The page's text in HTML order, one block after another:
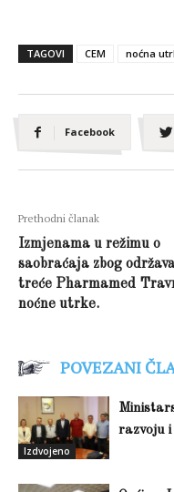
TAGOVI CEM noćna
Facebook
Prethodni članak
Izmjenama u režimu o
saobraćaja zbog
treće Pharmamed
noćne utrke.
POVEZANI
Izdvojeno
razvoju